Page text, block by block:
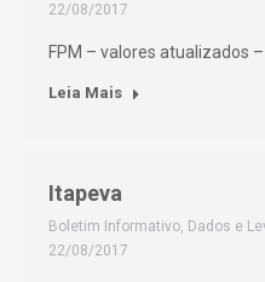
22/08/2017
FPM – valores atualizados
Leia Mais
Itapeva
Boletim Informativo, Dados e
22/08/2017